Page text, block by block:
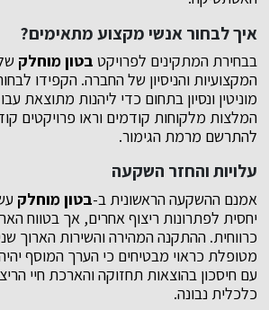
איך לבחור אנשי מקצוע מתאימים?
בבחירת המתקינים לפרויקט בטון מוחלק
המקצועיות והניסיון של החברה. הקפידו
מוניטין ונסיון בתחום כדי ליהנות מתוצאת
המלצות מלקוחות קודמים וראו פרויקטים
להתרשם מרמת הגימור.
עלויות והחזר השקעה
אמנם ההשקעה הראשונית ב-בטון מוחלק
יחסית לפתרונות ריצוף אחרים, אך בטווח
כרווחית. ההתקנה המהירה והשירות הארוך
מטופלת כראוי מבטיחים כי הערך המוסף
עם חיסכון בהוצאות תחזוקה והארכת חיי
כלכלית נבונה.